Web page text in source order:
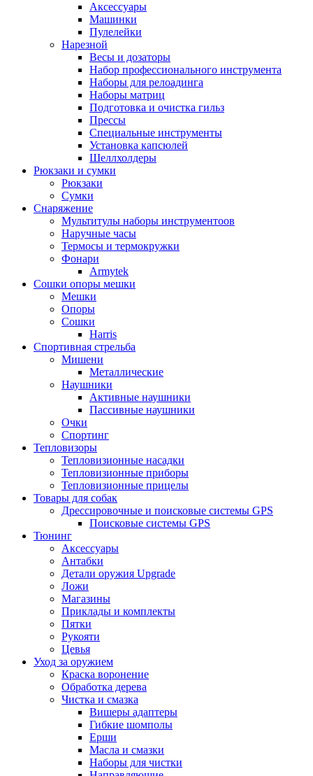
Аксессуары
Машинки
Пулелейки
Нарезной
Весы и дозаторы
Набор профессионального инструмента
Наборы для релоадинга
Наборы матриц
Подготовка и очистка гильз
Прессы
Специальные инструменты
Установка капсюлей
Шеллхолдеры
Рюкзаки и сумки
Рюкзаки
Сумки
Снаряжение
Мультитулы наборы инструментоов
Наручные часы
Термосы и термокружки
Фонари
Armytek
Сошки опоры мешки
Мешки
Опоры
Сошки
Harris
Спортивная стрельба
Мишени
Металлические
Наушники
Активные наушники
Пассивные наушники
Очки
Спортинг
Тепловизоры
Тепловизионные насадки
Тепловизионные приборы
Тепловизионные прицелы
Товары для собак
Дрессировочные и поисковые системы GPS
Поисковые системы GPS
Тюнинг
Аксессуары
Антабки
Детали оружия Upgrade
Ложи
Магазины
Приклады и комплекты
Пятки
Рукояти
Цевья
Уход за оружием
Краска воронение
Обработка дерева
Чистка и смазка
Вишеры адаптеры
Гибкие шомполы
Ерши
Масла и смазки
Наборы для чистки